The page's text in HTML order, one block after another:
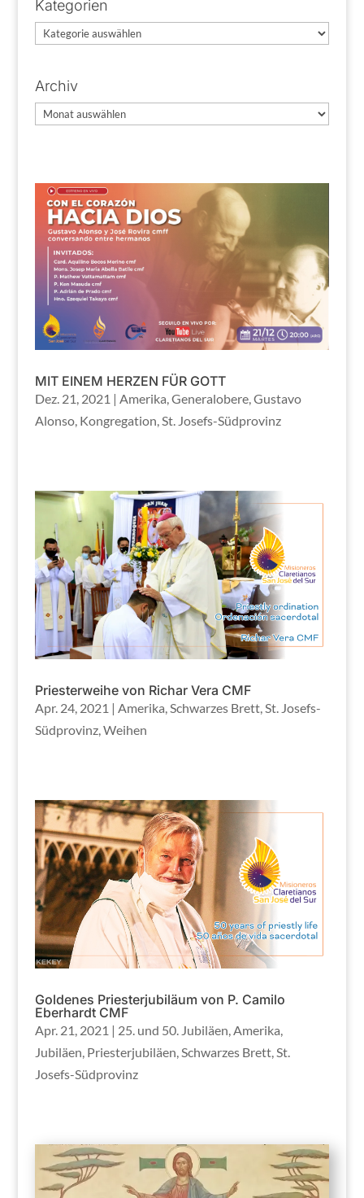
Kategorien
Kategorien
Archiv
Archiv
MIT EINEM HERZEN FÜR GOTT
Dez. 21, 2021 | Amerika Generalobere, Gustavo
Alonso, Kongregation St. Josefs-Südprovinz
Priesterweihe von Richar Vera CMF
Apr. 24, 2021 | Amerika,Schwarzes Brett,St. Josefs-
Südprovinz,Weihen
Goldenes Priesterjubiläum von P. Camilo
Eberhardt CMF
Apr. 21, 2021 | 25. und 50. Jubiläen,Amerika,
Jubiläen, Priesterjubiläen,Schwarzes Brett,St.
Josefs-Südprovinz